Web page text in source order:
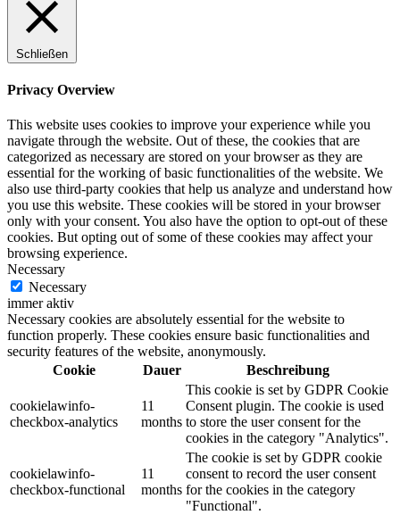
Schließen
Privacy Overview
This website uses cookies to improve your experience while you
navigate through the website. Out of these, the cookies that are
categorized as necessary are stored on your browser as they are
essential for the working of basic functionalities of the website. We
also use third-party cookies that help us analyze and understand how
you use this website. These cookies will be stored in your browser
only with your consent. You also have the option to opt-out of these
cookies. But opting out of some of these cookies may affect your
browsing experience.
Necessary
Necessary
immer aktiv
Necessary cookies are absolutely essential for the website to
function properly. These cookies ensure basic functionalities and
security features of the website, anonymously.
Cookie
Dauer Beschreibung
cookielawinfo-
checkbox-analytics
11
months
This cookie is set by GDPR Cookie
Consent plugin. The cookie is used
to store the user consent for the
cookies in the category "Analytics".
cookielawinfo-
checkbox-functional
11
months
The cookie is set by GDPR cookie
consent to record the user consent
for the cookies in the category
"Functional".